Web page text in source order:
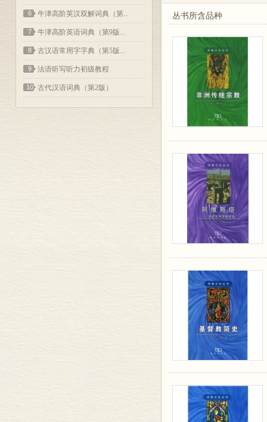
6 牛津高阶英汉双解词典（第...
7 牛津高阶英语词典（第9版...
8 古汉语常用字字典（第5版...
9 法语听写听力初级教程
10 古代汉语词典（第2版）
丛书所含品种